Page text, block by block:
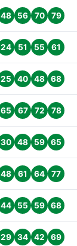
48 56 70 79
24 51 55 61
25 40 48 68
65 67 72 78
30 48 59 65
48 61 64 77
44 55 59 68
29 34 42 69